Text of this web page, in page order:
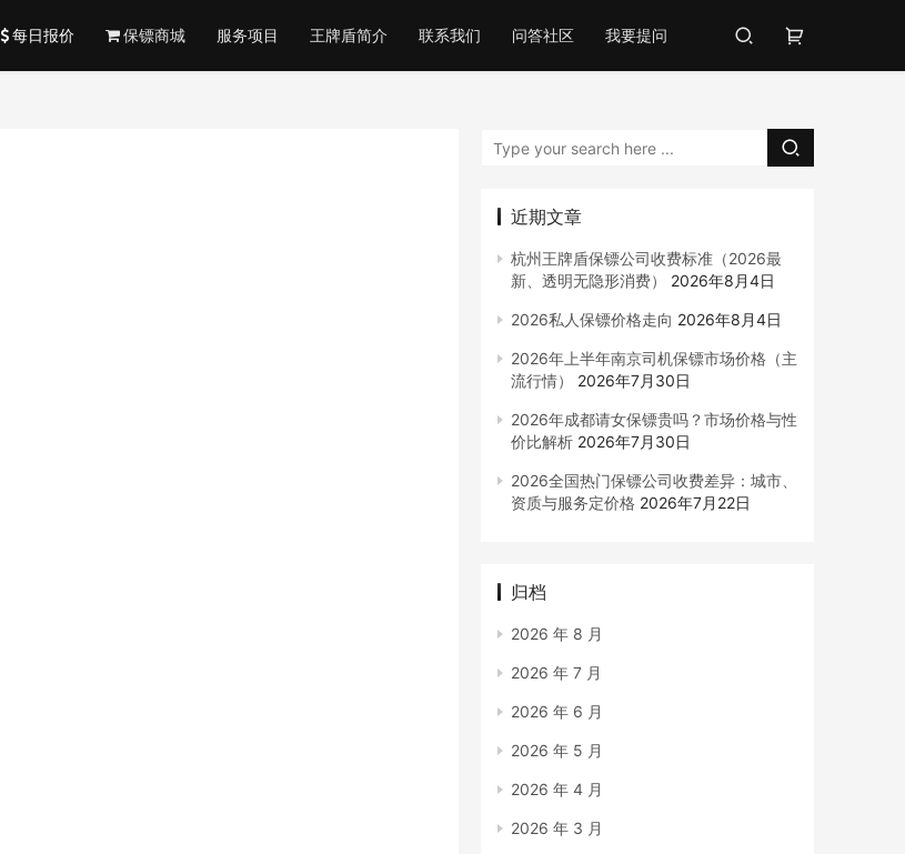
每日报价 保镖商城 服务项目 王牌盾简介 联系我们 问答社区 我要提问
近期文章
杭州王牌盾保镖公司收费标准（2026最
新、透明无隐形消费）
2026年8月4日
2026私人保镖价格走向 2026年8月4日
2026年上半年南京司机保镖市场价格（主
流行情）
2026年7月30日
2026年成都请女保镖贵吗？市场价格与性
价比解析 2026年7月30日
2026全国热门保镖公司收费差异：城市、
资质与服务定价格 2026年7月22日
归档
2026 年 8 月
2026 年 7 月
2026 年 6 月
2026 年 5 月
2026 年 4 月
2026 年 3 月